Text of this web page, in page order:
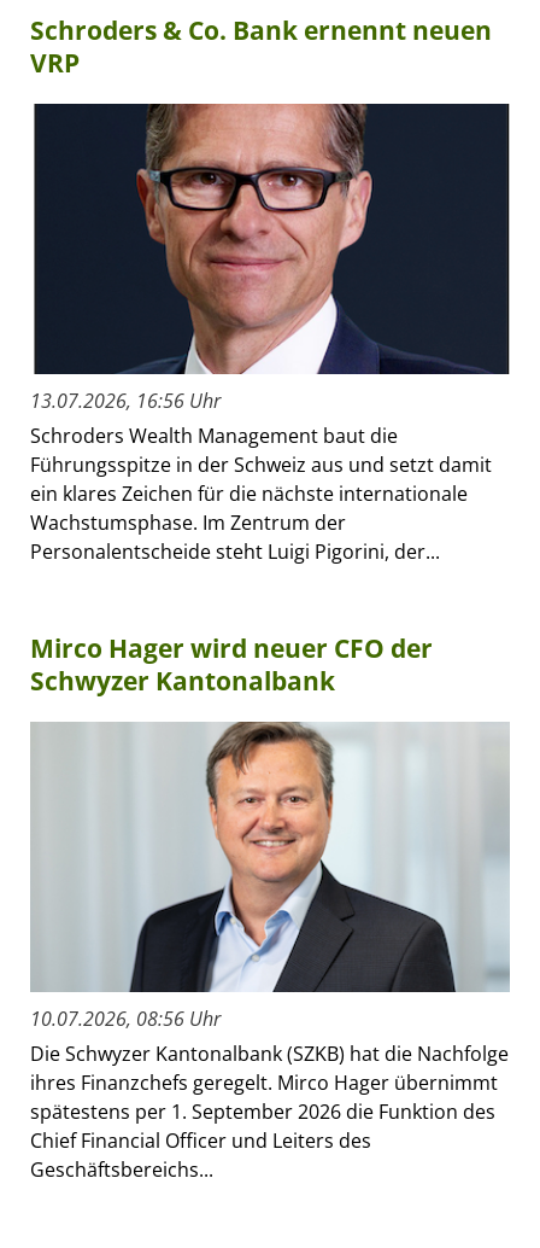
Schroders & Co. Bank ernennt neuen
VRP
13.07.2026, 16:56 Uhr
Schroders Wealth Management baut die
Führungsspitze in der Schweiz aus und setzt damit
ein klares Zeichen für die nächste internationale
Wachstumsphase. Im Zentrum der
Personalentscheide steht Luigi Pigorini, der...
Mirco Hager wird neuer CFO der
Schwyzer Kantonalbank
10.07.2026, 08:56 Uhr
Die Schwyzer Kantonalbank (SZKB) hat die Nachfolge
ihres Finanzchefs geregelt. Mirco Hager übernimmt
spätestens per 1. September 2026 die Funktion des
Chief Financial Officer und Leiters des
Geschäftsbereichs...